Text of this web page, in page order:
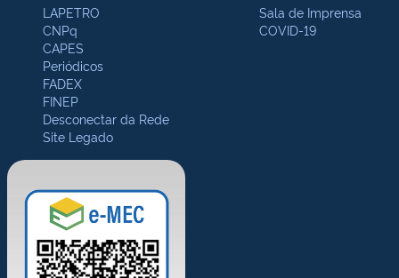
LAPETRO
CNPq
CAPES
Periódicos
FADEX
FINEP
Desconectar da Rede
Site Legado
Sala de Imprensa
COVID-19